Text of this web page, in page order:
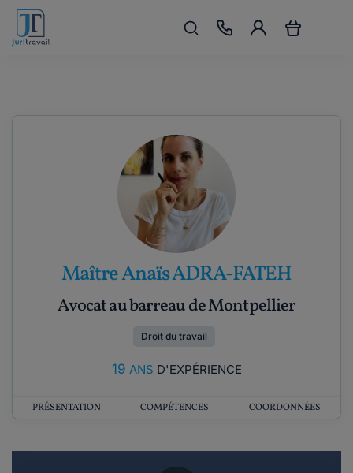
Maître Anaïs ADRA-FATEH
Avocat au barreau de Montpellier
Droit du travail
19 ANS D'EXPÉRIENCE
PRÉSENTATION COMPÉTENCES COORDONNÉES